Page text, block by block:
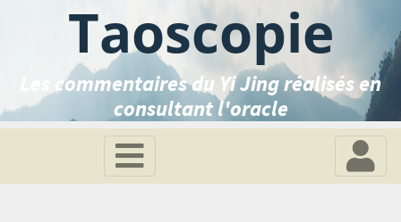
Taoscopie
Les commentaires du Yi Jing réalisés en
consultant l'oracle